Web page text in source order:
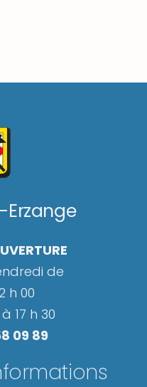
de
h 00
17 h 30
09 89